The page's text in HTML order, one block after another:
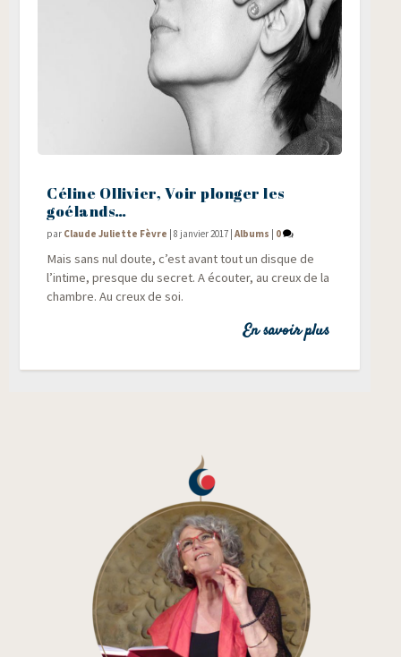
Céline Ollivier, Voir plonger les
goélands…
par Claude Juliette Fèvre |8 janvier 2017 |Albums 0
Mais sans nul doute, c’est avant tout un disque de
l’intime, presque du secret. A écou­ter, au creux de la
chambre. Au creux de soi.
En savoir plus